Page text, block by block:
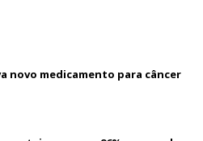
novo medicamento para câncer